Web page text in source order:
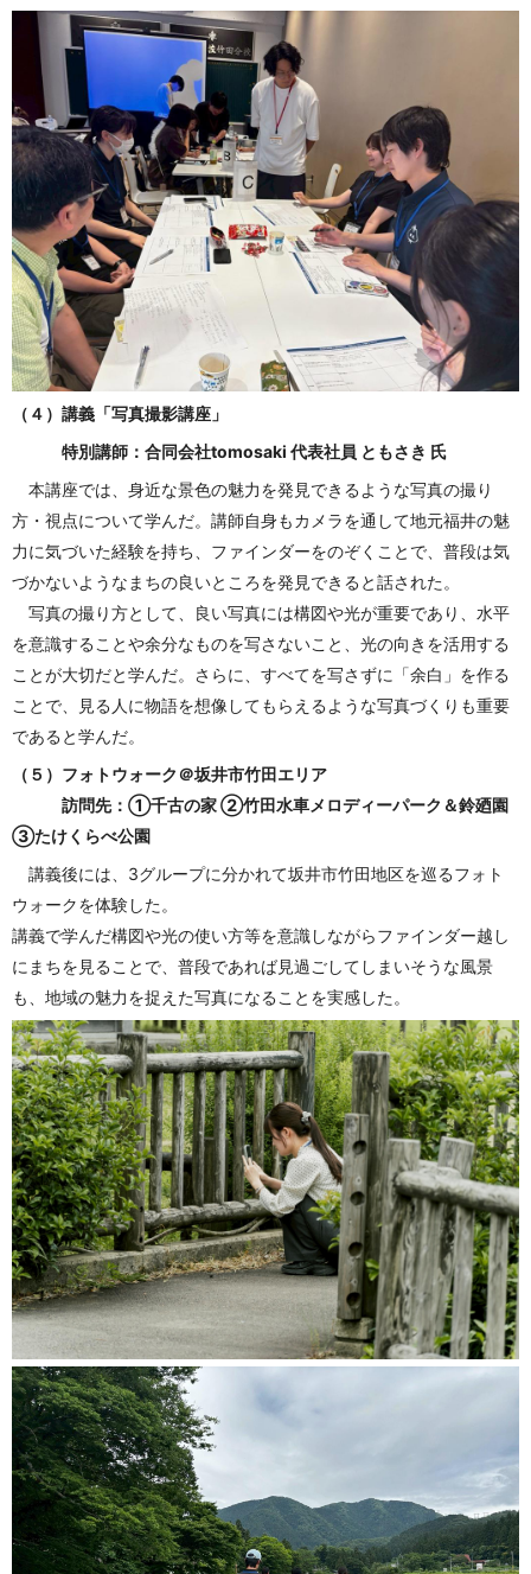
（４）講義「写真撮影講座」
特別講師：合同会社tomosaki 代表社員 ともさき 氏
本講座では、身近な景色の魅力を発見できるような写真の撮り
方・視点について学んだ。講師自身もカメラを通して地元福井の魅
力に気づいた経験を持ち、ファインダーをのぞくことで、普段は気
づかないようなまちの良いところを発見できると話された。
写真の撮り方として、良い写真には構図や光が重要であり、水平
を意識することや余分なものを写さないこと、光の向きを活用する
ことが大切だと学んだ。さらに、すべてを写さずに「余白」を作る
ことで、見る人に物語を想像してもらえるような写真づくりも重要
であると学んだ。
（５）フォトウォーク＠坂井市竹田エリア
訪問先：①千古の家 ②竹田水車メロディーパーク＆鈴廼園
③たけくらべ公園
講義後には、3グループに分かれて坂井市竹田地区を巡るフォト
ウォークを体験した。
講義で学んだ構図や光の使い方等を意識しながらファインダー越し
にまちを見ることで、普段であれば見過ごしてしまいそうな風景
も、地域の魅力を捉えた写真になることを実感した。